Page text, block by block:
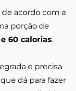
de acordo com a
porção de
60 calorias.
e precisa
dá para fazer